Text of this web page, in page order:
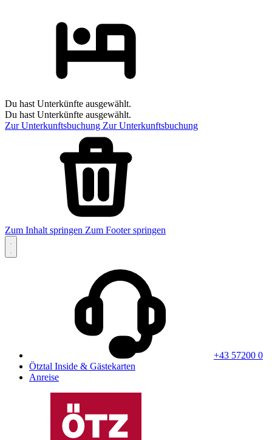
Du hast Unterkünfte ausgewählt.
Du hast Unterkünfte ausgewählt.
Zur Unterkunftsbuchung Zur Unterkunftsbuchung
Zum Inhalt springen Zum Footer springen
+43 57200 0
Ötztal Inside & Gästekarten
Anreise